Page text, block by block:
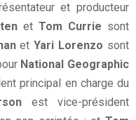
et producteur
et Tom Currie sont
etYari Lorenzo sont
National Geographic
principal en charge du
est vice-président